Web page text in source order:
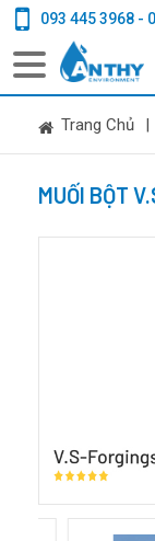
093 445 3968 -
Trang Chủ |
MUỐI BỘT